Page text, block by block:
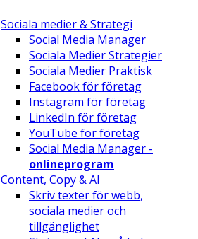
Sociala medier & Strategi
Social Media Manager
Sociala Medier Strategier
Sociala Medier Praktisk
Facebook för företag
Instagram för företag
LinkedIn för företag
YouTube för företag
Social Media Manager -
onlineprogram
Content, Copy & AI
Skriv texter för webb,
sociala medier och
tillgänglighet